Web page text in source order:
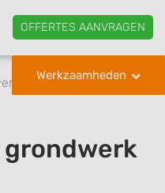
OFFERTES AANVRAGEN
Werkzaamheden
Rijsbergen
grondwerk